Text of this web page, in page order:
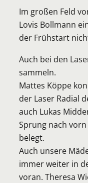
Im großen Feld
Lovis Bollmann
der Frühstart
Auch bei den
sammeln.
Mattes Köppe
der Laser Radial
auch Lukas
Sprung nach
belegt.
Auch unsere
immer weiter in
voran. Theresa